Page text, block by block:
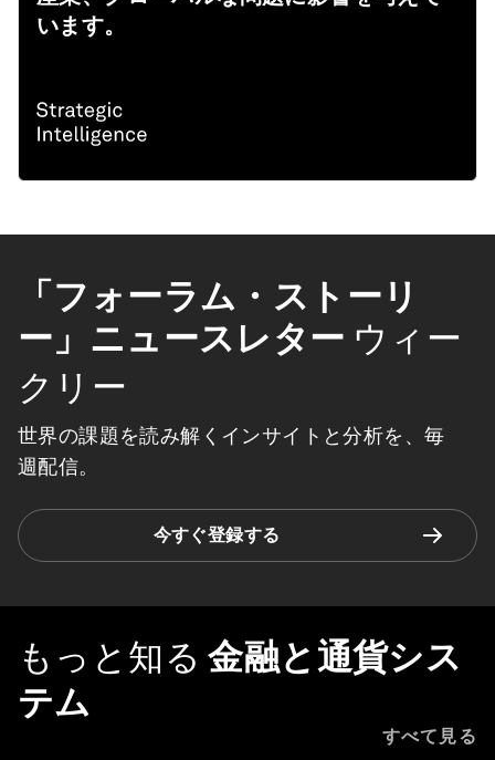
います。
「フォーラム・ストーリ
ー」ニュースレター ウィー
クリー
世界の課題を読み解くインサイトと分析を、毎
週配信。
今すぐ登録する
もっと知る 金融と通貨シス
テム
すべて見る